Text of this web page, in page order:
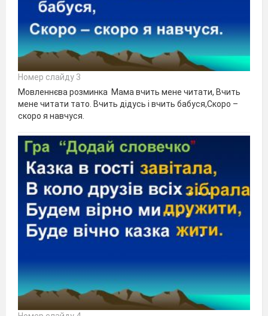
Номер слайду 3
Мовленнєва розминка Мама вчить мене читати, Вчить
мене читати тато. Вчить дідусь і вчить бабуся,Скоро –
скоро я навчуся.